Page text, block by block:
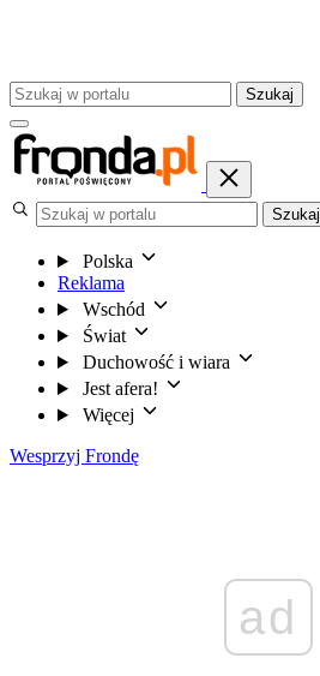
Szukaj
Szukaj
Polska
Reklama
Wschód
Świat
Duchowość i wiara
Jest afera!
Więcej
Wesprzyj Frondę
ad